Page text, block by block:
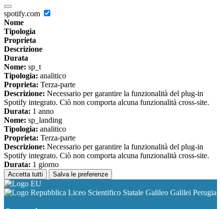
spotify.com
Nome
Tipologia
Proprieta
Descrizione
Durata
Nome: sp_t
Tipologia: analitico
Proprieta: Terza-parte
Descrizione: Necessario per garantire la funzionalità del plug-in
Spotify integrato. Ciò non comporta alcuna funzionalità cross-site.
Durata: 1 anno
Nome: sp_landing
Tipologia: analitico
Proprieta: Terza-parte
Descrizione: Necessario per garantire la funzionalità del plug-in
Spotify integrato. Ciò non comporta alcuna funzionalità cross-site.
Durata: 1 giorno
Accetta tutti Salva le preferenze
Liceo Scientifico Statale Galileo Galilei Perugia